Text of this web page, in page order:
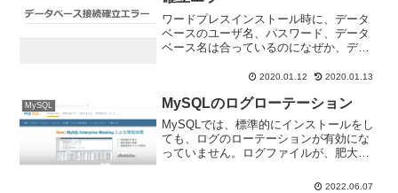
ワードプレスインストール時に、データ
ベースのユーザ名、パスワード、データ
ベース名は合っているのになぜか、デー
ればいいのか・・・wp-config.phpの注意
ル時、wp...
2020.01.12 2020.01.13
MySQL MySQLのログローテーション
MySQLでは、標準的にインストールをし
ても、ログのローテーションが有効にな
っていません。ログファイルが、肥大化
なる可能性があります。ログファイル
2022.06.07